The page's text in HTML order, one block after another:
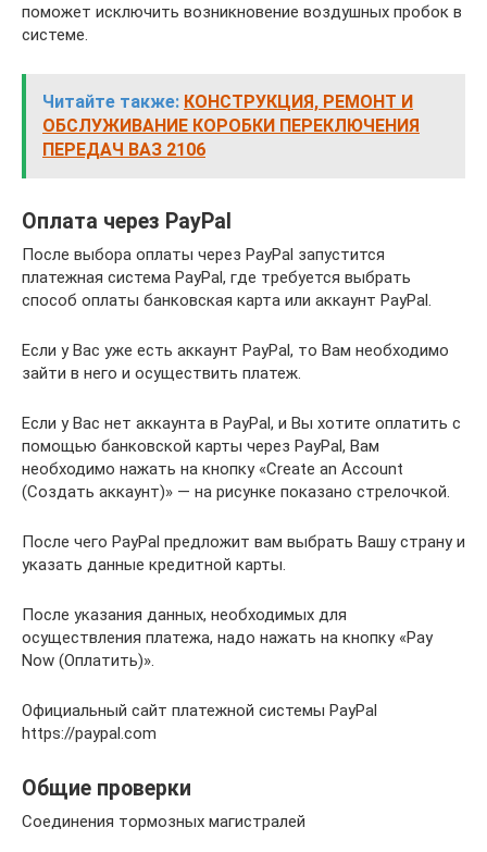
поможет исключить возникновение воздушных пробок в
системе.
Читайте также: КОНСТРУКЦИЯ, РЕМОНТ И
ОБСЛУЖИВАНИЕ КОРОБКИ ПЕРЕКЛЮЧЕНИЯ
ПЕРЕДАЧ ВАЗ 2106
Оплата через PayPal
После выбора оплаты через PayPal запустится
платежная система PayPal, где требуется выбрать
способ оплаты банковская карта или аккаунт PayPal.
Если у Вас уже есть аккаунт PayPal, то Вам необходимо
зайти в него и осуществить платеж.
Если у Вас нет аккаунта в PayPal, и Вы хотите оплатить с
помощью банковской карты через PayPal, Вам
необходимо нажать на кнопку «Create an Account
(Создать аккаунт)» — на рисунке показано стрелочкой.
После чего PayPal предложит вам выбрать Вашу страну и
указать данные кредитной карты.
После указания данных, необходимых для
осуществления платежа, надо нажать на кнопку «Pay
Now (Оплатить)».
Официальный сайт платежной системы PayPal
https://paypal.com
Общие проверки
Соединения тормозных магистралей